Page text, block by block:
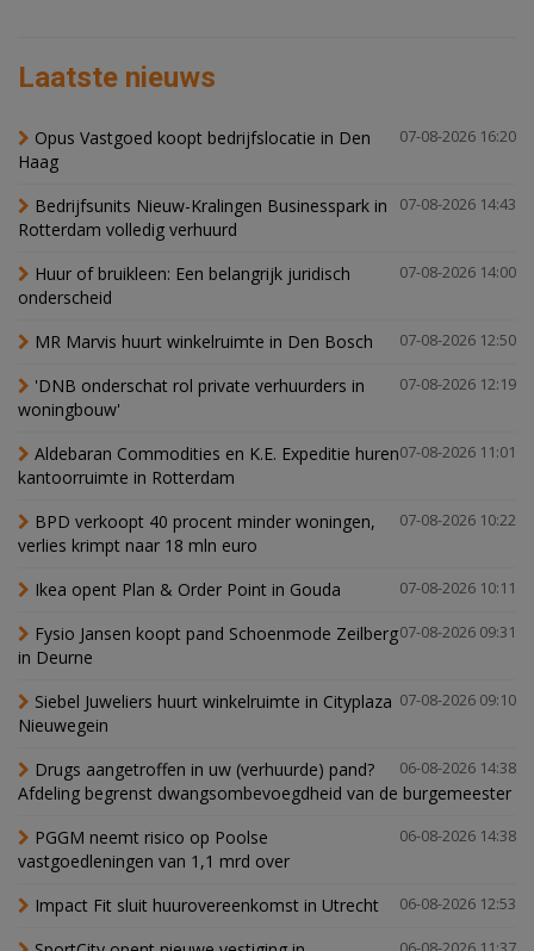
Laatste nieuws
07-08-2026 16:20
Opus Vastgoed koopt bedrijfslocatie in Den
Haag
07-08-2026 14:43
Bedrijfsunits Nieuw-Kralingen Businesspark in
Rotterdam volledig verhuurd
07-08-2026 14:00
Huur of bruikleen: Een belangrijk juridisch
onderscheid
07-08-2026 12:50
MR Marvis huurt winkelruimte in Den Bosch
07-08-2026 12:19
'DNB onderschat rol private verhuurders in
woningbouw'
07-08-2026 11:01
Aldebaran Commodities en K.E. Expeditie huren
kantoorruimte in Rotterdam
07-08-2026 10:22
BPD verkoopt 40 procent minder woningen,
verlies krimpt naar 18 mln euro
07-08-2026 10:11
Ikea opent Plan & Order Point in Gouda
07-08-2026 09:31
Fysio Jansen koopt pand Schoenmode Zeilberg
in Deurne
07-08-2026 09:10
Siebel Juweliers huurt winkelruimte in Cityplaza
Nieuwegein
06-08-2026 14:38
Drugs aangetroffen in uw (verhuurde) pand?
Afdeling begrenst dwangsombevoegdheid van de burgemeester
06-08-2026 14:38
PGGM neemt risico op Poolse
vastgoedleningen van 1,1 mrd over
06-08-2026 12:53
Impact Fit sluit huurovereenkomst in Utrecht